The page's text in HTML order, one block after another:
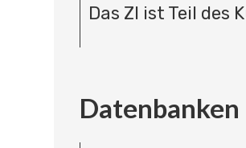
Das ZI ist Teil des
Datenbanken